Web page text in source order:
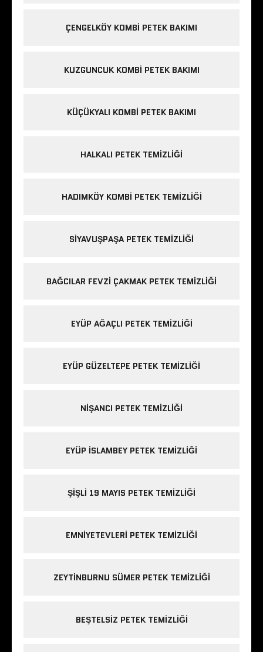
ÇENGELKÖY KOMBI PETEK BAKIMI
KUZGUNCUK KOMBI PETEK BAKIMI
KÜÇÜKYALI KOMBI PETEK BAKIMI
HALKALI PETEK TEMIZLIĞI
HADIMKÖY KOMBI PETEK TEMIZLIĞI
SIYAVUŞPAŞA PETEK TEMIZLIĞI
BAĞCILAR FEVZI ÇAKMAK PETEK TEMIZLIĞI
EYÜP AĞAÇLI PETEK TEMIZLIĞI
EYÜP GÜZELTEPE PETEK TEMIZLIĞI
NIŞANCI PETEK TEMIZLIĞI
EYÜP ISLAMBEY PETEK TEMIZLIĞI
ŞIŞLI 19 MAYIS PETEK TEMIZLIĞI
EMNIYETEVLERI PETEK TEMIZLIĞI
ZEYTINBURNU SÜMER PETEK TEMIZLIĞI
BEŞTELSIZ PETEK TEMIZLIĞI